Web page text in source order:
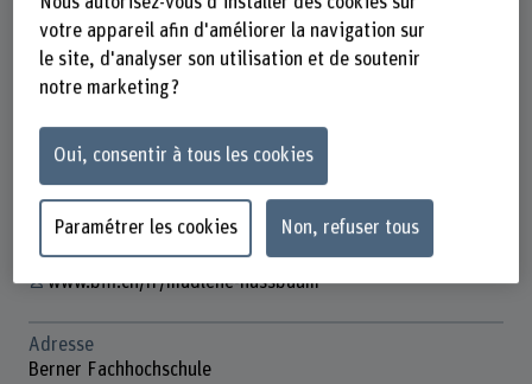
Dr. Madlene Nussbaum
Lehrbeauftragte/r
Contact
Afficher l'e-mail
www.bfh.ch/fr/madlene-nussbaum
Adresse
Berner Fachhochschule
votre appareil afin d'améliorer la navigation sur
le site, d'analyser son utilisation et de soutenir
notre marketing ?
Oui, consentir à tous les cookies
Paramétrer les cookies Non, refuser tous